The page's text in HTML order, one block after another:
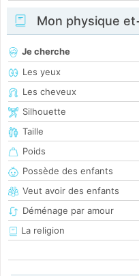
Mon physique
Je cherche
Les yeux
Les cheveux
Silhouette
Taille
Poids
Possède des enfants
Veut avoir des enfants
Déménage par amour
La religion